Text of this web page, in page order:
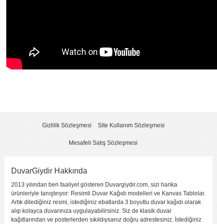
Gizlilik Sözleşmesi Site Kullanım Sözleşmesi
Mesafeli Satış Sözleşmesi
DuvarGiydir Hakkında
2013 yılından beri faaliyet gösteren Duvargiydir.com, sizi harika
ürünleriyle tanıştırıyor: Resimli Duvar Kağıdı modelleri ve Kanvas Tablolar.
Artık dilediğiniz resmi, istediğiniz ebatlarda 3 boyutlu duvar kağıdı olarak
alıp kolayca duvarınıza uygulayabilirsiniz. Siz de klasik duvar
kağıtlarından ve posterlerden sıkıldıysanız doğru adrestesiniz. İstediğiniz